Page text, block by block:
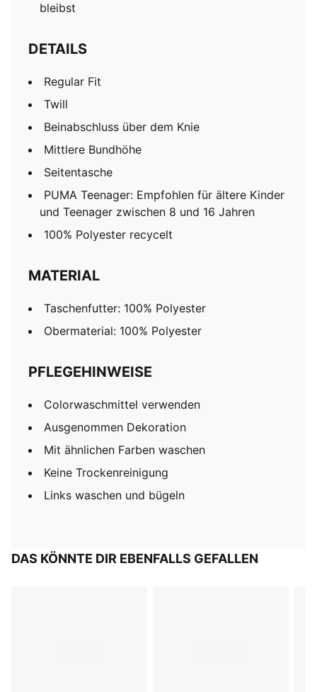
bleibst
DETAILS
Regular Fit
Twill
Beinabschluss über dem Knie
Mittlere Bundhöhe
Seitentasche
PUMA Teenager: Empfohlen für ältere Kinder
und Teenager zwischen 8 und 16 Jahren
100% Polyester recycelt
MATERIAL
Taschenfutter: 100% Polyester
Obermaterial: 100% Polyester
PFLEGEHINWEISE
Colorwaschmittel verwenden
Ausgenommen Dekoration
Mit ähnlichen Farben waschen
Keine Trockenreinigung
Links waschen und bügeln
DAS KÖNNTE DIR EBENFALLS GEFALLEN